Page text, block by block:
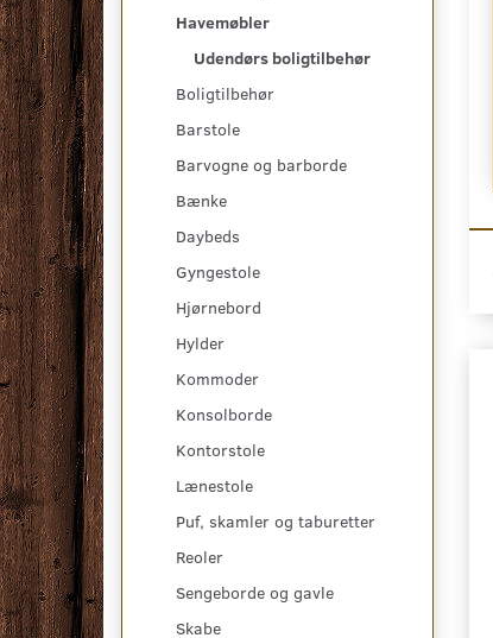
Havemøbler
Udendørs boligtilbehør
Boligtilbehør
Barstole
Barvogne og barborde
Bænke
Daybeds
Gyngestole
Hjørnebord
Hylder
Kommoder
Konsolborde
Kontorstole
Lænestole
Puf, skamler og taburetter
Reoler
Sengeborde og gavle
Skabe
- DUGTÆT
LIFTON, LED LAMPE OG
INTEGRERET SOLCELLE
249,00 DKK
Se produktet